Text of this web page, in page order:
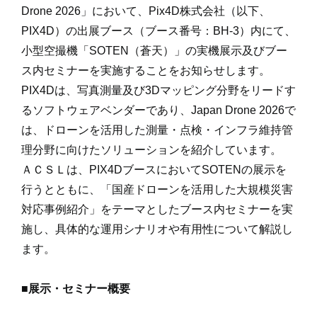
Drone 2026」において、Pix4D株式会社（以下、
PIX4D）の出展ブース（ブース番号：BH-3）内にて、
小型空撮機「SOTEN（蒼天）」の実機展示及びブー
ス内セミナーを実施することをお知らせします。
PIX4Dは、写真測量及び3Dマッピング分野をリードす
るソフトウェアベンダーであり、Japan Drone 2026で
は、ドローンを活用した測量・点検・インフラ維持管
理分野に向けたソリューションを紹介しています。
ＡＣＳＬは、PIX4DブースにおいてSOTENの展示を
行うとともに、「国産ドローンを活用した大規模災害
対応事例紹介」をテーマとしたブース内セミナーを実
施し、具体的な運用シナリオや有用性について解説し
ます。
■展示・セミナー概要